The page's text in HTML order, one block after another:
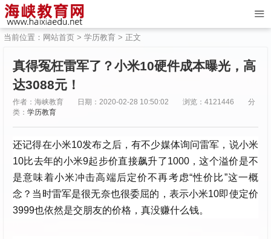
当前位置： 网站首页 > 学历教育 > 正文
真得冤枉雷军了？小米10硬件成本曝光，高
达3088元！
作者：海峡教育 日期：2020-02-28 10:50:02 浏览：4121446
分
类： 学历教育
还记得在小米10发布之后，有不少媒体询问雷军，说小米
10比去年的小米9起步价直接飙升了1000，这个溢价是不
是意味着小米冲击高端后定价不再考虑“性价比”这一概
念？当时雷军是很无奈也很委屈的，表示小米10即使定价
3999也依然是交朋友的价格，真没赚什么钱。